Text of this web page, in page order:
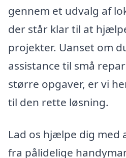
gennem et udvalg af
der står klar til at
projekter. Uanset om
assistance til små
større opgaver, er vi
til den rette løsning.
Lad os hjælpe dig med
fra pålidelige